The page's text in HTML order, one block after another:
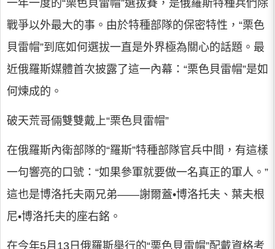
一年一度的“栗色貝雷帽”選拔賽，是俄羅斯特種兵們除
戰爭以外最大的事。由於特種部隊的保密特性，“栗色
貝雷帽”到底如何選拔一直是外界極為關心的話題。最
近俄羅斯媒體首次披露了這一內幕：“栗色貝雷帽”是如
何煉成的。
破天荒哥倆雙雙戴上“栗色貝雷帽”
在俄羅斯內衛部隊的“羅斯”特種部隊官兵中間，有這樣
一句響亮的口號：“如果參軍就要做一名真正的軍人。”
這也是博洛托夫兩兄弟——謝爾蓋•博洛托夫、葉夫根
尼•博洛托夫的座右銘。
在今年5月13日俄羅斯舉行的“栗色貝雷帽”配戴資格考